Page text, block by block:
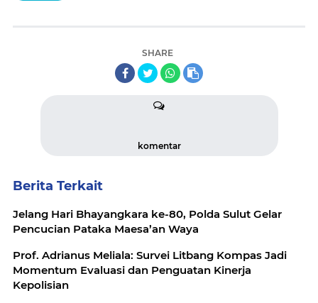
SHARE
komentar
Berita Terkait
Jelang Hari Bhayangkara ke-80, Polda Sulut Gelar
Pencucian Pataka Maesa’an Waya
Prof. Adrianus Meliala: Survei Litbang Kompas Jadi
Momentum Evaluasi dan Penguatan Kinerja
Kepolisian